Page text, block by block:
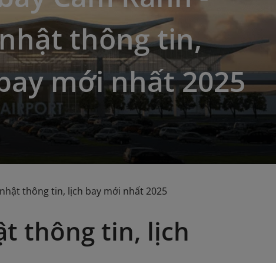
thông tin,
mới nhất 2025
thông tin, lịch bay mới nhất 2025
thông tin, lịch